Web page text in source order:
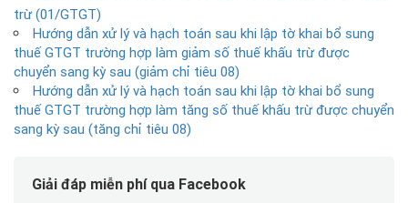
trừ (01/GTGT)
Hướng dẫn xử lý và hạch toán sau khi lập tờ khai bổ sung
thuế GTGT trường hợp làm giảm số thuế khấu trừ được
chuyển sang kỳ sau (giảm chỉ tiêu 08)
Hướng dẫn xử lý và hạch toán sau khi lập tờ khai bổ sung
thuế GTGT trường hợp làm tăng số thuế khấu trừ được chuyển
sang kỳ sau (tăng chỉ tiêu 08)
Giải đáp miễn phí qua Facebook